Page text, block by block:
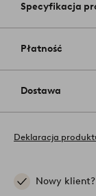
Specyfikacja
Płatność
Dostawa
Deklaracja
Nowy